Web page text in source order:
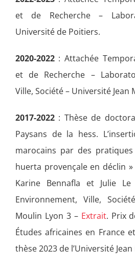
et de Recherche –
Université de Poitiers.
2020-2022: Attachée
et de Recherche –
Ville, Société – Université Jean
2017-2022: Thèse de
Paysans de la hess.
marocains par des
huerta provençale en déclin
Karine Bennafla et Julie
Environnement, Ville,
Moulin Lyon 3 – Extrait. Prix
Études africaines en France
thèse 2023 de l’Université